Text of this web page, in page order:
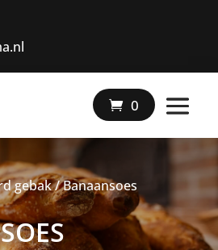
0
gebak/ Banaansoes